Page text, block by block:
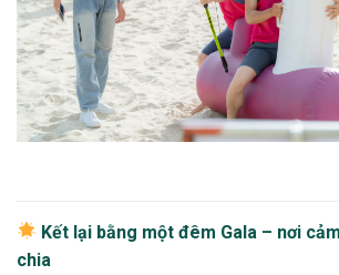
Kết lại bằng một đêm Gala – nơi
chia